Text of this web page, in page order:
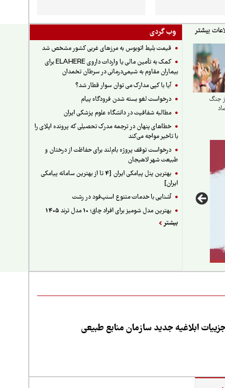
وب گردی
قیمت بلیط اتوبوس به مرزهای غربی کشور مشخص شد
کمک به تأمین مالی یا واردات داروی ELAHERE برای
بیماران مقاوم به شیمی‌درمانی در سرطان تخمدان
آیا با کپی مدارک می توان سوار قطار شد؟
درخواست لغو بسته شدن فرودگاه پیام
مطالبه شفافیت در دانشگاه علوم پزشکی ایران
خطاهای پنهان در ترجمه مدرک تحصیلی که پرونده اپلای را
با تاخیر مواجه می‌کند
درخواست توقف پروژه بام‌لند برای حفاظت از درختان و
طبیعت شهر لاهیجان
بهترین پنل پیامکی ایران [4 تا از بهترین سامانه پیامکی
ایران]
آشنایی با خدمات متنوع اسنپ‌فود در رشت
بهترین مدل شومیز برای افراد چاق؛ 10 مدل ترند 1405
بیشتر
جنگ
ابلاغیه جدید سازمان منابع طبیعی